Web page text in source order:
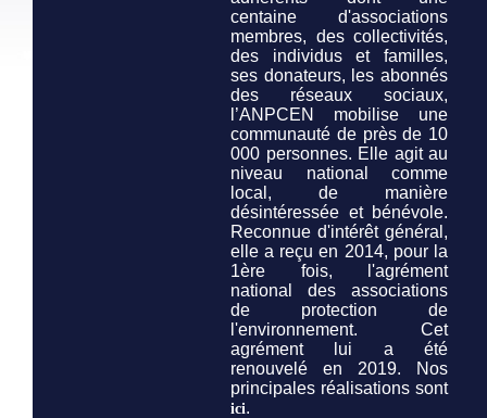
centaine d'associations
membres, des collectivités,
des individus et familles,
ses donateurs, les abonnés
des réseaux sociaux,
l’ANPCEN mobilise une
communauté de près de 10
000 personnes. Elle agit au
niveau national comme
local, de manière
désintéressée et bénévole.
Reconnue d'intérêt général,
elle a reçu en 2014, pour la
1ère fois, l'agrément
national des associations
de protection de
l'environnement. Cet
agrément lui a été
renouvelé en 2019. Nos
principales réalisations sont
ici.